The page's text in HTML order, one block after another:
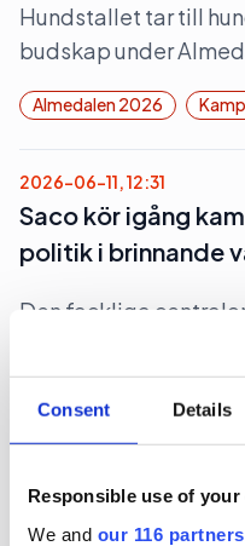
Consent Details
Responsible use of your
We and our 116 partners
Hundstallet tar till
budskap under
Almedalen 2026
2026-06-11, 12:31
Saco kör igång
politik i brinnande
Den fackliga
igång en bred
sköldpadda för att
under valrörelsen.